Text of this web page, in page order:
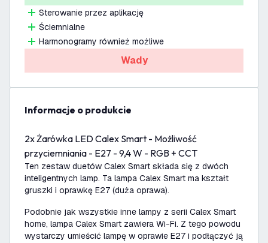
Sterowanie przez aplikację
Ściemnialne
Harmonogramy również możliwe
Wady
informacje o produkcie
2x Żarówka LED Calex Smart - Możliwość
przyciemniania - E27 - 9,4 W - RGB + CCT
Ten zestaw duetów Calex Smart składa się z dwóch
inteligentnych lamp. Ta lampa Calex Smart ma kształt
gruszki i oprawkę E27 (duża oprawa).
Podobnie jak wszystkie inne lampy z serii Calex Smart
home, lampa Calex Smart zawiera Wi-Fi. Z tego powodu
wystarczy umieścić lampę w oprawie E27 i podłączyć ją